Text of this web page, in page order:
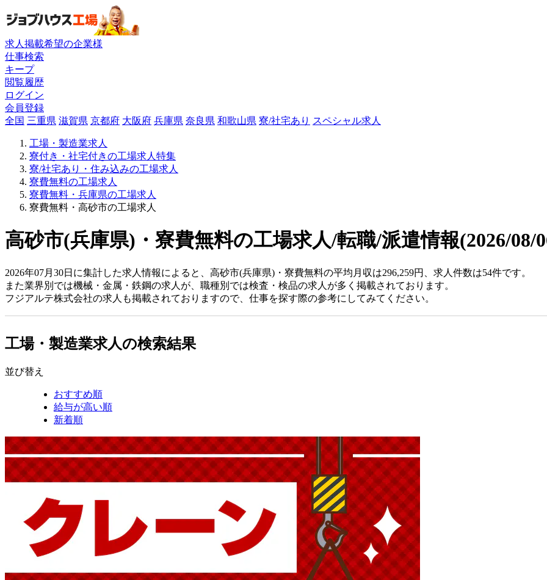
求人掲載希望の企業様
仕事検索
キープ
閲覧履歴
ログイン
会員登録
全国 三重県 滋賀県 京都府 大阪府 兵庫県 奈良県 和歌山県 寮/社宅あり スペシャル求人
工場・製造業求人
寮付き・社宅付きの工場求人特集
寮/社宅あり・住み込みの工場求人
寮費無料の工場求人
寮費無料・兵庫県の工場求人
寮費無料・高砂市の工場求人
高砂市(兵庫県)・寮費無料の工場求人/転職/派遣情報(2026/08/
2026年07月30日に集計した求人情報によると、高砂市(兵庫県)・寮費無料の平均月収は296,259円、求人件数は54件です。
また業界別では機械・金属・鉄鋼の求人が、職種別では検査・検品の求人が多く掲載されております。
フジアルテ株式会社の求人も掲載されておりますので、仕事を探す際の参考にしてみてください。
工場・製造業求人の検索結果
並び替え
おすすめ順
給与が高い順
新着順